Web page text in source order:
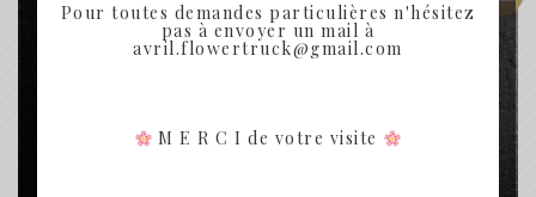
Pour toutes demandes particulières n'hésitez
pas à envoyer un mail à
avril.flowertruck@gmail.com
M E R C I de votre visite